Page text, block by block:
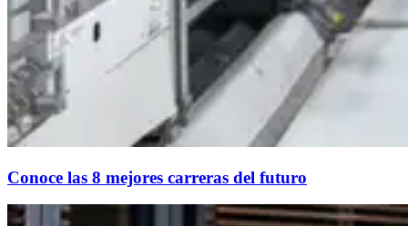
Conoce las 8 mejores carreras del futuro